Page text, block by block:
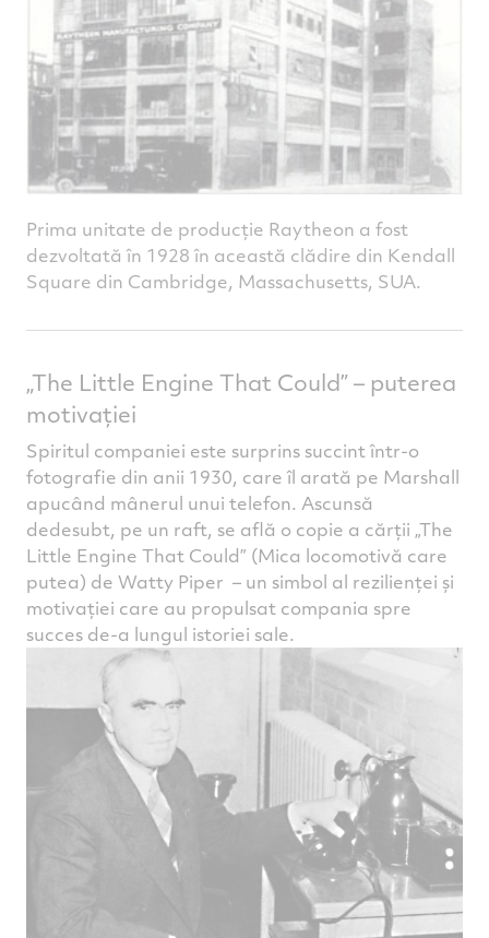
Prima unitate de producție Raytheon a fost
dezvoltată în 1928 în această clădire din Kendall
Square din Cambridge, Massachusetts, SUA.
„The Little Engine That Could” – puterea
motivației
Spiritul companiei este surprins succint într-o
fotografie din anii 1930, care îl arată pe Marshall
apucând mânerul unui telefon. Ascunsă
dedesubt, pe un raft, se află o copie a cărții „The
Little Engine That Could” (Mica locomotivă care
putea) de Watty Piper – un simbol al rezilienței și
motivației care au propulsat compania spre
succes de-a lungul istoriei sale.